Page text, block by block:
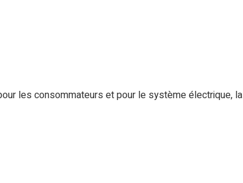
les consommateurs et pour le système électrique, la